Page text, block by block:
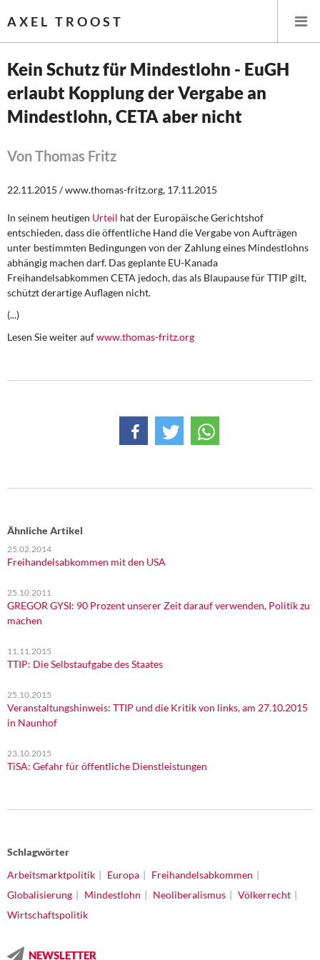
AXEL TROOST
Startseite
Leitlinien linker Wirtschafts- und Finanzpolitik
Wirtschaftspolitik
Steuer- und Finanzpolitik
Öffentliche Infrastruktur und Daseinsvorsorge
Eurokrise und Griechenland
Institut Solidarische Moderne
Kontakt
Kein Schutz für Mindestlohn - EuGH
erlaubt Kopplung der Vergabe an
Mindestlohn, CETA aber nicht
Von Thomas Fritz
22.11.2015 / www.thomas-fritz.org, 17.11.2015
In seinem heutigen Urteil hat der Europäische Gerichtshof
entschieden, dass die öffentliche Hand die Vergabe von Aufträgen
unter bestimmten Bedingungen von der Zahlung eines Mindestlohns
abhängig machen darf. Das geplante EU-Kanada
Freihandelsabkommen CETA jedoch, das als Blaupause für TTIP gilt,
schützt derartige Auflagen nicht.
(...)
Lesen Sie weiter aufwww.thomas-fritz.org
Ähnliche Artikel
25.02.2014
Freihandelsabkommen mit den USA
25.10.2011
GREGOR GYSI: 90 Prozent unserer Zeit darauf verwenden, Politik zu
machen
11.11.2015
TTIP: Die Selbstaufgabe des Staates
25.10.2015
Veranstaltungshinweis: TTIP und die Kritik von links, am 27.10.2015
in Naunhof
23.10.2015
TiSA: Gefahr für öffentliche Dienstleistungen
Schlagwörter
Arbeitsmarktpolitik
Europa
Freihandelsabkommen
Globalisierung
Mindestlohn Neoliberalismus
Völkerrecht
Wirtschaftspolitik
NEWSLETTER